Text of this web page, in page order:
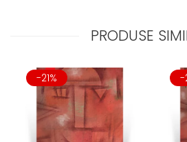
PRODUSE
-21% -